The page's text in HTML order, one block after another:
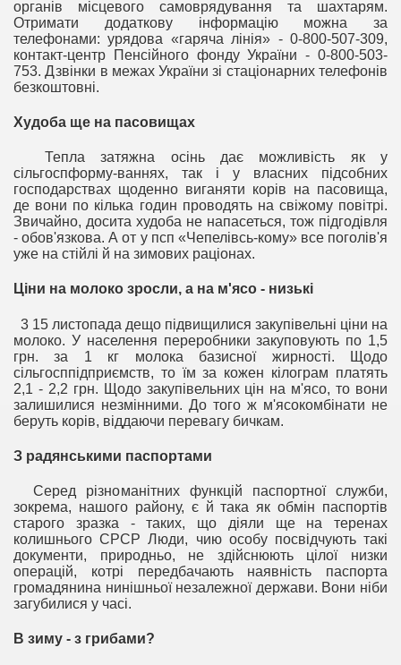
органів місцевого самоврядування та шахтарям.
Отримати додаткову інформацію можна за
телефонами: урядова «гаряча лінія» - 0-800-507-309,
контакт-центр Пенсійного фонду України - 0-800-503-
753. Дзвінки в межах України зі стаціонарних телефонів
безкоштовні.
Худоба ще на пасовищах
Тепла затяжна осінь дає можливість як у
сільгоспформу-ваннях, так і у власних підсобних
господарствах щоденно виганяти корів на пасовища,
де вони по кілька годин проводять на свіжому повітрі.
Звичайно, досита худоба не напасеться, тож підгодівля
- обов'язкова. А от у псп «Чепелівсь-кому» все поголів'я
уже на стійлі й на зимових раціонах.
Ціни на молоко зросли, а на м'ясо - низькі
3 15 листопада дещо підвищилися закупівельні ціни на
молоко. У населення переробники закуповують по 1,5
грн. за 1 кг молока базисної жирності. Щодо
сільгосппідприємств, то їм за кожен кілограм платять
2,1 - 2,2 грн. Щодо закупівельних цін на м'ясо, то вони
залишилися незмінними. До того ж м'ясокомбінати не
беруть корів, віддаючи перевагу бичкам.
З радянськими паспортами
Серед різноманітних функцій паспортної служби,
зокрема, нашого району, є й така як обмін паспортів
старого зразка - таких, що діяли ще на теренах
колишнього СРСР Люди, чию особу посвідчують такі
документи, природньо, не здійснюють цілої низки
операцій, котрі передбачають наявність паспорта
громадянина нинішньої незалежної держави. Вони ніби
загубилися у часі.
В зиму - з грибами?